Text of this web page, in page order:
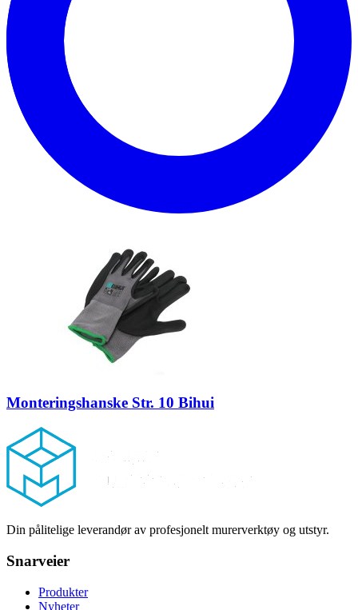
Monteringshanske Str. 10 Bihui
Footer
Din pålitelige leverandør av profesjonelt murerverktøy og utstyr.
Snarveier
Produkter
Nyheter